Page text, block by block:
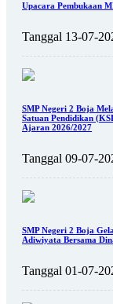
Upacara Pembukaan
Tanggal 13-07-
SMP Negeri 2 Boja
Satuan Pendidikan
Ajaran 2026/2027
Tanggal 09-07-
SMP Negeri 2 Boja
Adiwiyata Bersama
Tanggal 01-07-